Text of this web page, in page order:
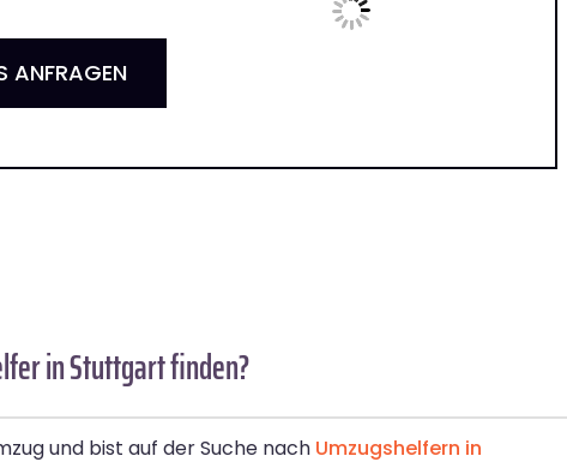
ANFRAGEN
in Stuttgart finden?
und bist auf der Suche nach Umzugshelfern in